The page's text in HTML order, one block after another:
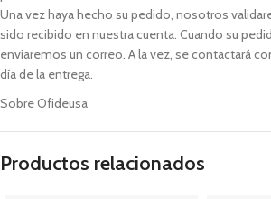
Una vez haya hecho su pedido, nosotros
sido recibido en nuestra cuenta. Cuando su
enviaremos un correo. A la vez, se contactará
día de la entrega.
Sobre Ofideusa
Productos relacionados